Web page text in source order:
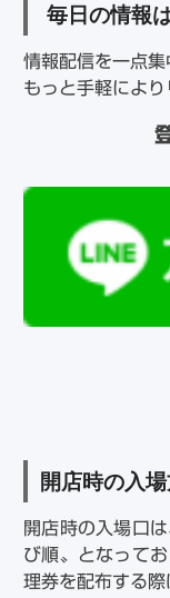
毎日の情報
情報配信を一点集
もっと手軽により
開店時の入
開店時の入場口
び順〟となって
理券を配布する際